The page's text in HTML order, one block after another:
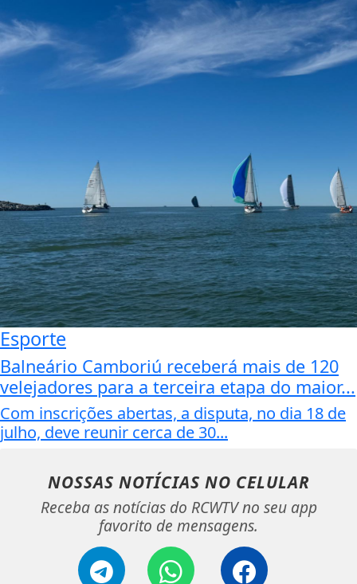
Esporte
Balneário Camboriú receberá mais de 120
velejadores para a terceira etapa do maior...
Com inscrições abertas, a disputa, no dia 18 de
julho, deve reunir cerca de 30...
NOSSAS NOTÍCIAS NO CELULAR
Receba as notícias do RCWTV no seu app
favorito de mensagens.